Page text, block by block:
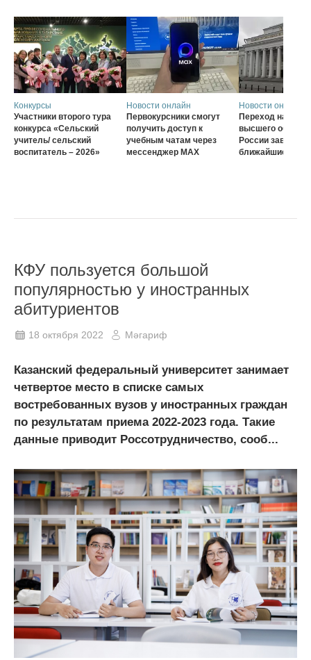
Конкурсы
Участники второго тура
конкурса «Сельский
учитель/ сельский
воспитатель – 2026»
Новости онлайн
Первокурсники смогут
получить доступ к
учебным чатам через
мессенджер MAX
Новости онлайн
Переход на
высшего
России
ближайшие три
КФУ пользуется большой
популярностью у иностранных
абитуриентов
18 октября 2022 Мәгариф
Казанский федеральный университет занимает
четвертое место в списке самых
востребованных вузов у иностранных граждан
по результатам приема 2022-2023 года. Такие
данные приводит Россотрудничество, сооб...